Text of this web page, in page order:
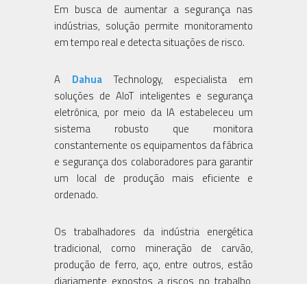
Em busca de aumentar a segurança nas
indústrias, solução permite monitoramento
em tempo real e detecta situações de risco.
A DahuaTechnology, especialista em
soluções de AIoT inteligentes e segurança
eletrônica, por meio da IA estabeleceu um
sistema robusto que monitora
constantemente os equipamentos da fábrica
e segurança dos colaboradores para garantir
um local de produção mais eficiente e
ordenado.
Os trabalhadores da indústria energética
tradicional, como mineração de carvão,
produção de ferro, aço, entre outros, estão
diariamente expostos a riscos no trabalho,